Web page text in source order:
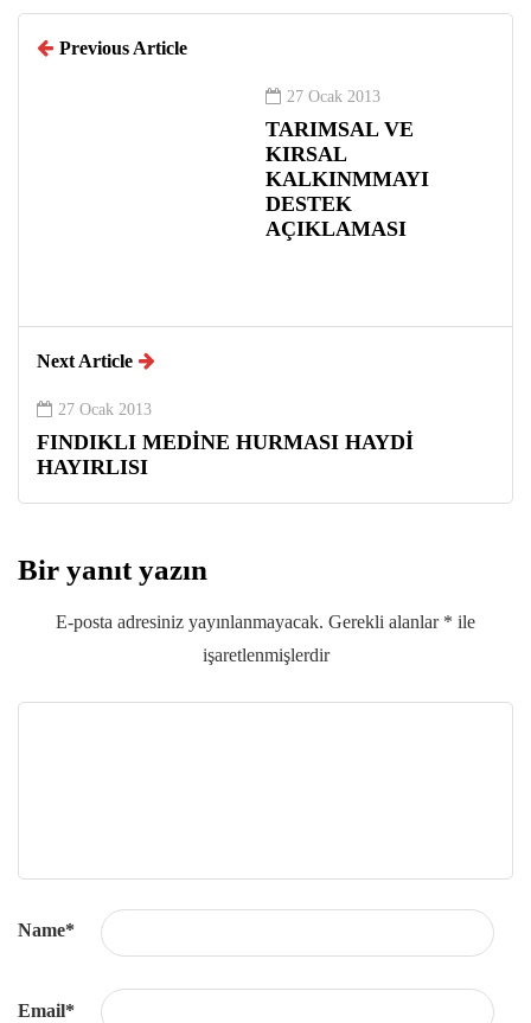
Previous Article
27 Ocak 2013
TARIMSAL VE
KIRSAL
KALKINMMAYI
DESTEK
AÇIKLAMASI
Next Article
27 Ocak 2013
FINDIKLI MEDİNE HURMASI HAYDİ
HAYIRLISI
Bir yanıt yazın
E-posta adresiniz yayınlanmayacak. Gerekli alanlar * ile
işaretlenmişlerdir
Name*
Email*